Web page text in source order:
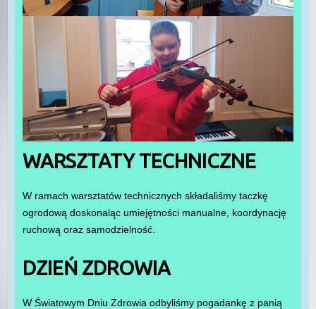
WARSZTATY TECHNICZNE
W ramach warsztatów technicznych składaliśmy taczkę
ogrodową doskonaląc umiejętności manualne, koordynację
ruchową oraz samodzielność.
DZIEŃ ZDROWIA
W Światowym Dniu Zdrowia odbyliśmy pogadankę z panią